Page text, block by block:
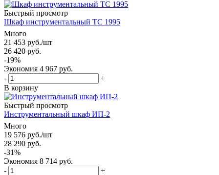
Быстрый просмотр
Шкаф инструментальный ТС 1995
Много
21 453 руб./шт
26 420 руб.
-19%
Экономия 4 967 руб.
-
+
В корзину
Быстрый просмотр
Инструментальный шкаф ИП-2
Много
19 576 руб./шт
28 290 руб.
-31%
Экономия 8 714 руб.
-
+